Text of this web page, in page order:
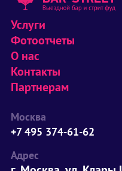
Услуги
Фотоотчеты
О нас
Контакты
Партнерам
Москва
+7 495 374-61-62
Адрес